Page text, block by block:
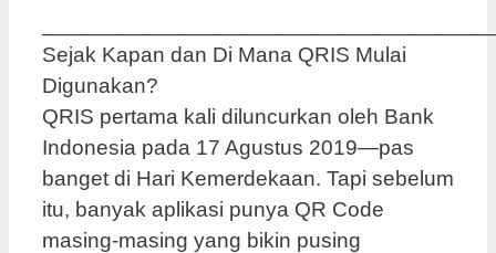
Sejak Kapan dan Di Mana QRIS Mulai
Digunakan?
QRIS pertama kali diluncurkan oleh Bank
Indonesia pada 17 Agustus 2019—pas
banget di Hari Kemerdekaan. Tapi sebelum
itu, banyak aplikasi punya QR Code
masing-masing yang bikin pusing